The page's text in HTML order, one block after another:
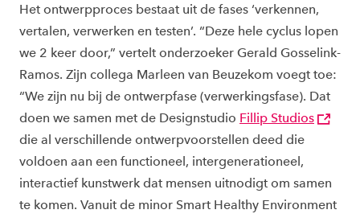
Het ontwerpproces bestaat uit de fases ‘verkennen,
vertalen, verwerken en testen’. “Deze hele cyclus lopen
we 2 keer door,” vertelt onderzoeker Gerald Gosselink-
Ramos. Zijn collega Marleen van Beuzekom voegt toe:
“We zijn nu bij de ontwerpfase (verwerkingsfase). Dat
doen we samen met de Designstudio Fillip Studios
die al verschillende ontwerpvoorstellen deed die
voldoen aan een functioneel, intergenerationeel,
interactief kunstwerk dat mensen uitnodigt om samen
te komen. Vanuit de minor Smart Healthy Environment